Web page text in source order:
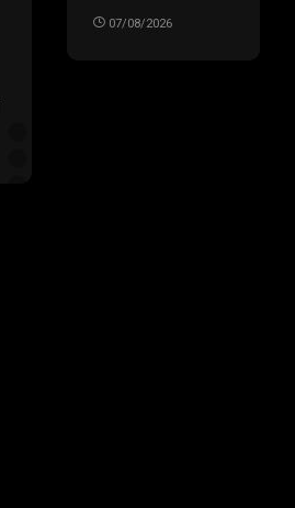
07/08/2026